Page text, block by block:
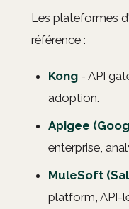
Les plateformes
référence :
Kong - API
adoption.
Apigee
enterprise,
MuleSoft
platform, API-